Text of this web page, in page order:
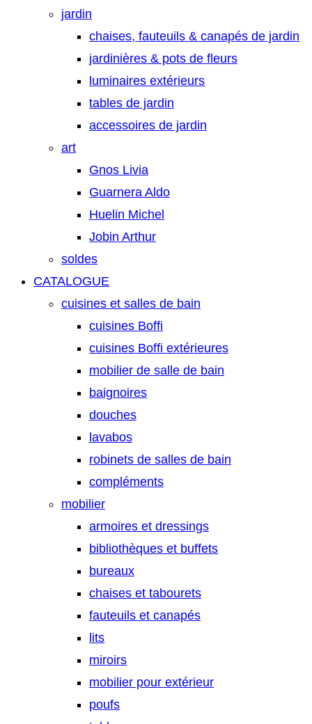
jardin
chaises, fauteuils & canapés de jardin
jardinières & pots de fleurs
luminaires extérieurs
tables de jardin
accessoires de jardin
art
Gnos Livia
Guarnera Aldo
Huelin Michel
Jobin Arthur
soldes
CATALOGUE
cuisines et salles de bain
cuisines Boffi
cuisines Boffi extérieures
mobilier de salle de bain
baignoires
douches
lavabos
robinets de salles de bain
compléments
mobilier
armoires et dressings
bibliothèques et buffets
bureaux
chaises et tabourets
fauteuils et canapés
lits
miroirs
mobilier pour extérieur
poufs